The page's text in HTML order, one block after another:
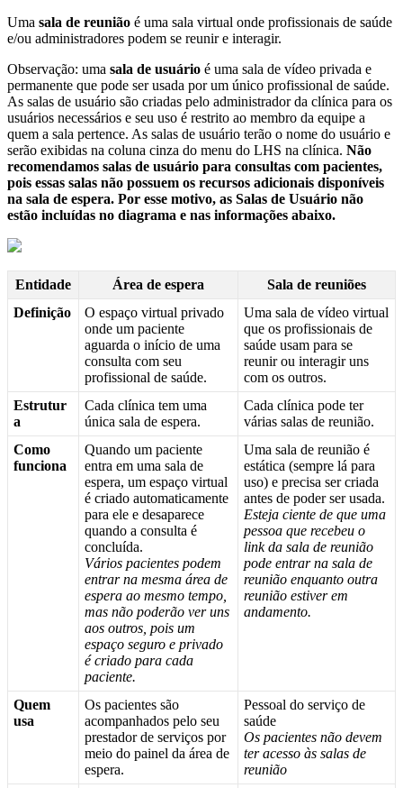
Uma sala de reunião é uma sala virtual onde profissionais de saúde
e/ou administradores podem se reunir e interagir.
Observação: uma sala de usuário é uma sala de vídeo privada e
permanente que pode ser usada por um único profissional de saúde.
As salas de usuário são criadas pelo administrador da clínica para os
usuários necessários e seu uso é restrito ao membro da equipe a
quem a sala pertence. As salas de usuário terão o nome do usuário e
serão exibidas na coluna cinza do menu do LHS na clínica. Não
recomendamos salas de usuário para consultas com pacientes,
pois essas salas não possuem os recursos adicionais disponíveis
na sala de espera. Por esse motivo, as Salas de Usuário não
estão incluídas no diagrama e nas informações abaixo.
Entidade Área de espera Sala de reuniões
Definição O espaço virtual privado
onde um paciente
aguarda o início de uma
consulta com seu
profissional de saúde.
Uma sala de vídeo virtual
que os profissionais de
saúde usam para se
reunir ou interagir uns
com os outros.
Estrutur
a
Cada clínica tem uma
única sala de espera.
Cada clínica pode ter
várias salas de reunião.
Como
funciona
Quando um paciente
entra em uma sala de
espera, um espaço virtual
é criado automaticamente
para ele e desaparece
quando a consulta é
concluída.
Vários pacientes podem
entrar na mesma área de
espera ao mesmo tempo
mas não poderão ver uns
aos outros pois um
espaço seguro e privado
é criado para cada
paciente.
Uma sala de reunião é
estática (sempre lá para
uso) e precisa ser criada
antes de poder ser usada.
Esteja ciente de que uma
pessoa que recebeu o
link da sala de reunião
pode entrar na sala de
reunião enquanto outra
reunião estiver em
andamento.
Quem
usa
Os pacientes são
acompanhados pelo seu
prestador de serviços por
meio do painel da área de
espera.
Pessoal do serviço de
saúde
Os pacientes não devem
ter acesso às salas de
reunião